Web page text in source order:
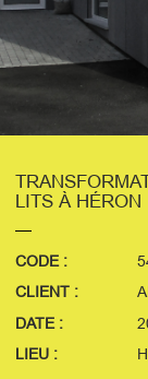
LITS À HÉRON
CODE :
CLIENT :
DATE :
LIEU :